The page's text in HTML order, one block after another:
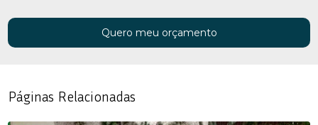
Quero meu orçamento
Páginas Relacionadas